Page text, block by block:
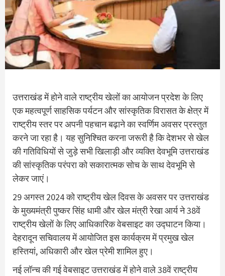
उत्तराखंड में होने वाले राष्ट्रीय खेलों का आयोजन प्रदेश के लिए
एक महत्वपूर्ण साहसिक पर्यटन और सांस्कृतिक विरासत के क्षेत्र में
राष्ट्रीय स्तर पर अपनी पहचान बढ़ाने का स्वर्णिम अवसर प्रस्तुत
करने जा रहा है। यह सुनिश्चित करना जरूरी है कि देशभर से खेल
की गतिविधियों से जुड़े सभी खिलाड़ी और व्यक्ति देवभूमि उत्तराखंड
की सांस्कृतिक परंपरा को सकारात्मक सोच के साथ देवभूमि से
लेकर जाएं।
29 अगस्त 2024 को राष्ट्रीय खेल दिवस के अवसर पर उत्तराखंड
के मुख्यमंत्री पुष्कर सिंह धामी और खेल मंत्री रेखा आर्य ने 38वें
राष्ट्रीय खेलों के लिए आधिकारिक वेबसाइट का उद्घाटन किया।
देहरादून सचिवालय में आयोजित इस कार्यक्रम में प्रमुख खेल
हस्तियां, अधिकारी और खेल प्रेमी शामिल हुए।
नई लॉन्च की गई वेबसाइट उत्तराखंड में होने वाले 38वें राष्ट्रीय